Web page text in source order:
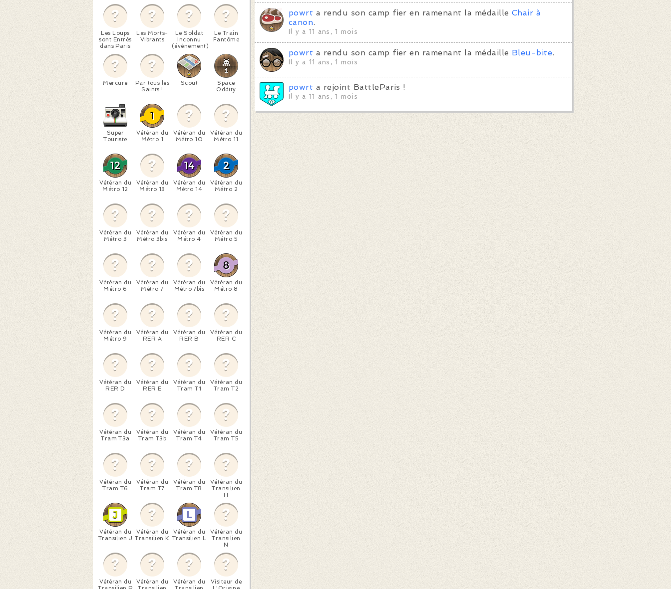
Les Loups
sont Entrés
dans Paris
Les Morts-
Vibrants
Le Soldat
Inconnu
(événement)
Le Train
Fantôme
Mercure
Par tous les
Saints !
Scout
Space
Oddity
Super
Touriste
Vétéran du
Métro 1
Vétéran du
Métro 10
Vétéran du
Métro 11
Vétéran du
Métro 12
Vétéran du
Métro 13
Vétéran du
Métro 14
Vétéran du
Métro 2
Vétéran du
Métro 3
Vétéran du
Métro 3bis
Vétéran du
Métro 4
Vétéran du
Métro 5
Vétéran du
Métro 6
Vétéran du
Métro 7
Vétéran du
Métro 7bis
Vétéran du
Métro 8
Vétéran du
Métro 9
Vétéran du
RER A
Vétéran du
RER B
Vétéran du
RER C
Vétéran du
RER D
Vétéran du
RER E
Vétéran du
Tram T1
Vétéran du
Tram T2
Vétéran du
Tram T3a
Vétéran du
Tram T3b
Vétéran du
Tram T4
Vétéran du
Tram T5
Vétéran du
Tram T6
Vétéran du
Tram T7
Vétéran du
Tram T8
Vétéran du
Transilien
H
Vétéran du
Transilien J
Vétéran du
Transilien K
Vétéran du
Transilien L
Vétéran du
Transilien
N
Vétéran du
Vétéran du
Vétéran du
Visiteur de
powrt a rendu son camp fier en ramenant la médaille Chair à
canon.
Il y a 11 ans, 1 mois
powrt a rendu son camp fier en ramenant la médaille Bleu-bite.
Il y a 11 ans, 1 mois
powrt a rejoint BattleParis !
Il y a 11 ans, 1 mois